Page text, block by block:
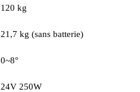
120 kg
21,7 kg (sans batterie)
0~8°
24V 250W